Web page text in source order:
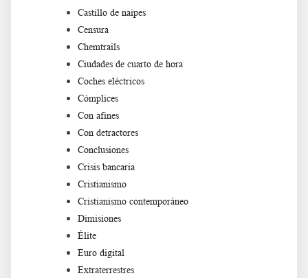
Castillo de naipes
Censura
Chemtrails
Ciudades de cuarto de hora
Coches eléctricos
Cómplices
Con afines
Con detractores
Conclusiones
Crisis bancaria
Cristianismo
Cristianismo contemporáneo
Dimisiones
Élite
Euro digital
Extraterrestres